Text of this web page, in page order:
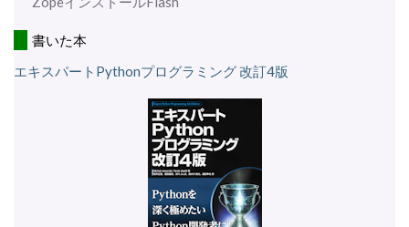
書いた本
エキスパートPythonプログラミング 改訂4版